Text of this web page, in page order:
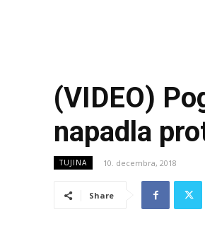
(VIDEO)
napadla
TUJINA 10. decembra, 2018
Share